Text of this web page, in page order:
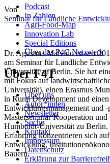
Podcast
In Zahlen
Agri-Food-Map
Innovation Lab
Special Editions
Über das P4C Netzwerk
Über F4T
Über uns
Autor*innen
Newsletter
Suche
Kontakt
Impressum
Datenschutz
Erklärung zur
Von
Seminar für Ländliche
Dr. Agustina Malvido ist seit
am Seminar für Ländliche
Universität zu Berlin. Sie hat
mit Fokus auf
Universität), einen Erasmus
in Rural Development und
Entwicklungsmanagement und
Masterseminar Kooperation und
Humboldt-Universität zu Berlin.
Erfahrung konzentrieren sich
Entwicklung,
Bauern.